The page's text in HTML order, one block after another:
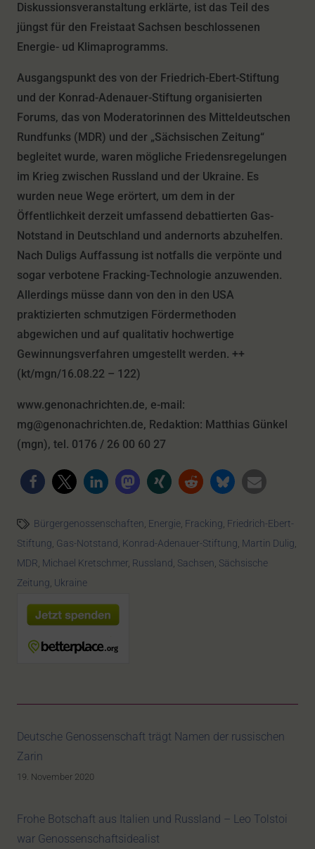
Diskussionsveranstaltung erklärte, ist das Teil des
jüngst für den Freistaat Sachsen beschlossenen
Energie- ud Klimaprogramms.
Ausgangspunkt des von der Friedrich-Ebert-Stiftung
und der Konrad-Adenauer-Stiftung organisierten
Forums, das von Moderatorinnen des Mitteldeutschen
Rundfunks (MDR) und der „Sächsischen Zeitung“
begleitet wurde, waren mögliche Friedensregelungen
im Krieg zwischen Russland und der Ukraine. Es
wurden neue Wege erörtert, um dem in der
Öffentlichkeit derzeit umfassend debattierten Gas-
Notstand in Deutschland und andernorts abzuhelfen.
Nach Duligs Auffassung ist notfalls die verpönte und
sogar verbotene Fracking-Technologie anzuwenden.
Allerdings müsse dann von den in den USA
praktizierten schmutzigen Fördermethoden
abgewichen und auf qualitativ hochwertige
Gewinnungsverfahren umgestellt werden. ++
(kt/mgn/16.08.22 – 122)
www.genonachrichten.de, e-mail:
mg@genonachrichten.de, Redaktion: Matthias Günkel
(mgn), tel. 0176 / 26 00 60 27
Bürgergenossenschaften, Energie, Fracking, Friedrich-Ebert-
Stiftung, Gas-Notstand, Konrad-Adenauer-Stiftung, Martin Dulig,
MDR, Michael Kretschmer, Russland, Sachsen, Sächsische
Zeitung, Ukraine
Deutsche Genossenschaft trägt Namen der russischen
Zarin
19. November 2020
Frohe Botschaft aus Italien und Russland – Leo Tolstoi
war Genossenschaftsidealist